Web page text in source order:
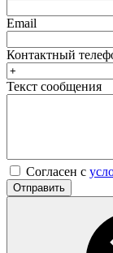
Email
Контактный
Текст сообщения
Согласен с
Отправить